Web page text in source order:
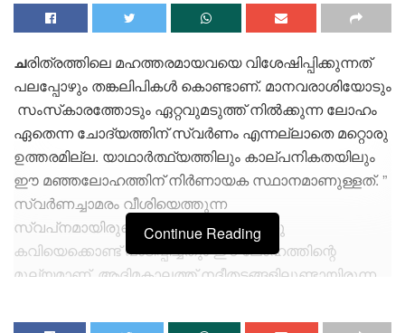
ചരിത്രത്തിലെ മഹത്തരമായവയെ വിശേഷിപ്പിക്കുന്നത്
പലപ്പോഴും തങ്കലിപികള്‍ കൊണ്ടാണ്. മാനവരാശിയോടും
സംസ്‌കാരത്തോടും ഏറ്റവുമടുത്ത് നില്‍ക്കുന്ന ലോഹം
ഏതെന്ന ചോദ്യത്തിന് സ്വര്‍ണം എന്നല്ലാതെ മറ്റൊരു
ഉത്തരമില്ല. യാഥാര്‍ത്ഥ്യത്തിലും കാല്പനികതയിലും
ഈ മഞ്ഞലോഹത്തിന് നിര്‍ണായക സ്ഥാനമാണുള്ളത്. ”
സ്വര്‍ണച്ചാമരം വീശിയെത്തുന്ന
സ്വപ്‌നമായിരുന്നെങ്കില്‍ ഞാന്‍ ” എന്നു
കവിയെക്കൊണ്ട് പാടിപ്പിച്ചതും ഈ ലോഹത്തിന്റെ
മൂല്യമാണ്. ആദിമകാലത്ത് നദീതടങ്ങളിലുണ്ടായിരുന്ന
അത്ഭുതലോഹം കാലങ്ങളോളം തുരുമ്പെടുക്കാതെയും
Continue Reading